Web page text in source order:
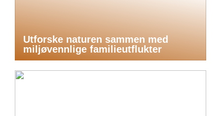
Utforske naturen sammen med
miljøvennlige familieutflukter